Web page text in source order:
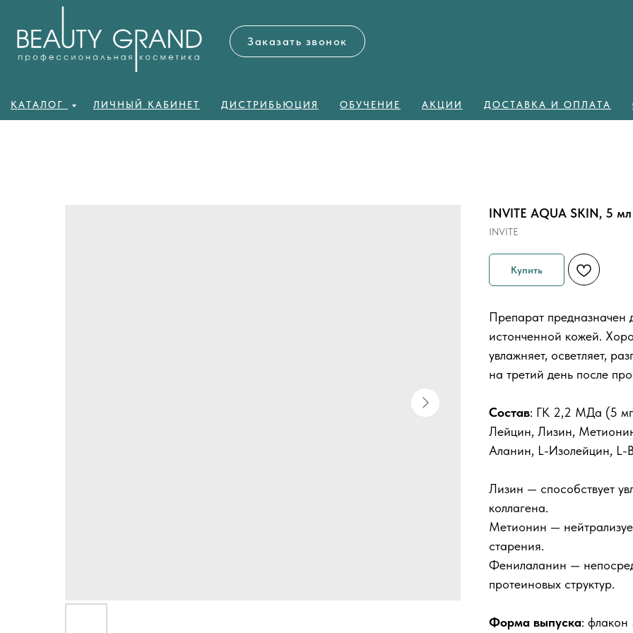
Заказать звонок
КАТАЛОГ ЛИЧНЫЙ КАБИНЕТ ДИСТРИБЬЮЦИЯ ОБУЧЕНИЕ АКЦИИ ДОСТАВКА И ОПЛАТА
INVITE AQUA SKIN, 5 мл
INVITE
Купить
Препарат предназначен
истонченной кожей.
увлажняет, осветляет,
на третий день после
Состав: ГК 2,2 МДа (5
Лейцин, Лизин,
Аланин, L-Изолейцин, L-
Лизин — способствует
коллагена.
Метионин —
старения.
Фенилаланин —
протеиновых структур.
Форма выпуска: флакон